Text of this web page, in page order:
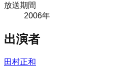
放送期間
2006年
出演者
田村正和